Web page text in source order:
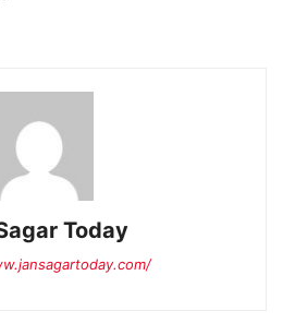
Today